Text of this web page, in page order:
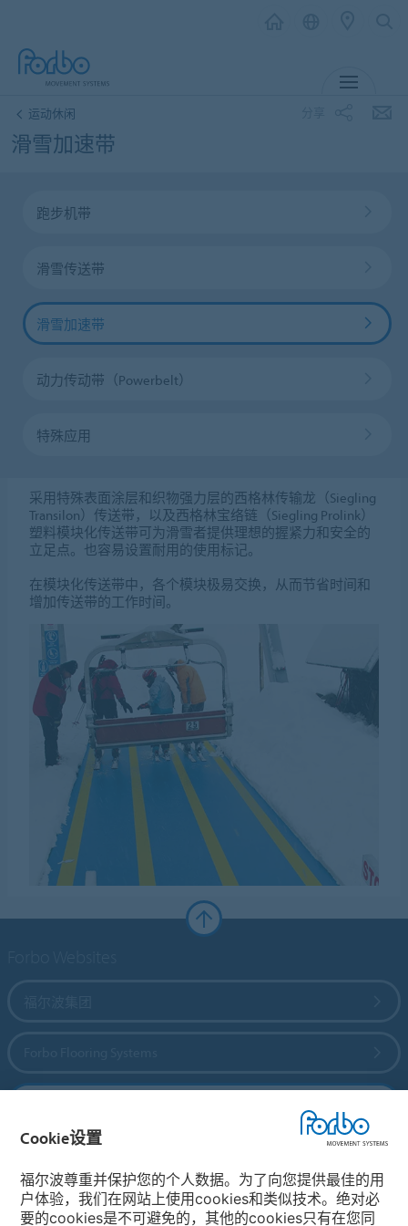
运动休闲
滑雪加速带
跑步机带
滑雪传送带
滑雪加速带
动力传动带（Powerbelt）
特殊应用
采用特殊表面涂层和织物强力层的西格林传输龙（Siegling
Transilon）传送带，以及西格林宝络链（Siegling Prolink）
塑料模块化传送带可为滑雪者提供理想的握紧力和安全的
立足点。也容易设置耐用的使用标记。
在模块化传送带中，各个模块极易交换，从而节省时间和
增加传送带的工作时间。
选择国家
Cookie设置
福尔波尊重并保护您的个人数据。为了向您提供最佳的用
户体验，我们在网站上使用cookies和类似技术。绝对必
要的cookies是不可避免的，其他的cookies只有在您同